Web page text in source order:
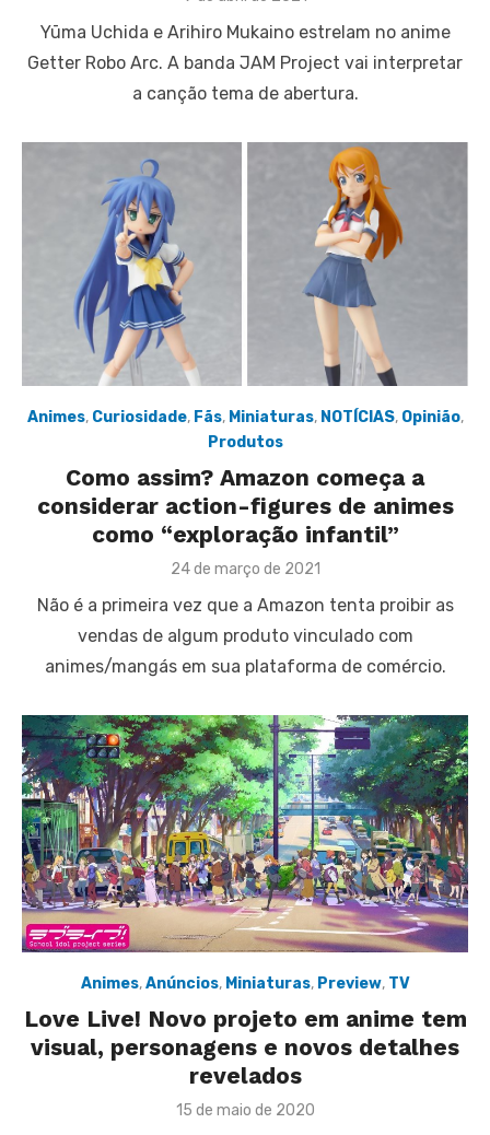
Yūma Uchida e Arihiro Mukaino estrelam no anime
Getter Robo Arc. A banda JAM Project vai interpretar
a canção tema de abertura.
Animes, Curiosidade, Fãs, Miniaturas, NOTÍCIAS, Opinião,
Produtos
Como assim? Amazon começa a
considerar action-figures de animes
como “exploração infantil”
Posted
24 de março de 2021
Não é a primeira vez que a Amazon tenta proibir as
vendas de algum produto vinculado com
animes/mangás em sua plataforma de comércio.
Animes,Anúncios, Miniaturas, Preview, TV
Love Live! Novo projeto em anime tem
visual, personagens e novos detalhes
revelados
Posted
15 de maio de 2020